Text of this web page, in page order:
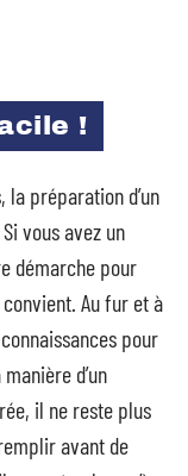
!
préparation d’un
vous avez un
démarche pour
Au fur et à
pour
d’un
il ne reste plus
avant de